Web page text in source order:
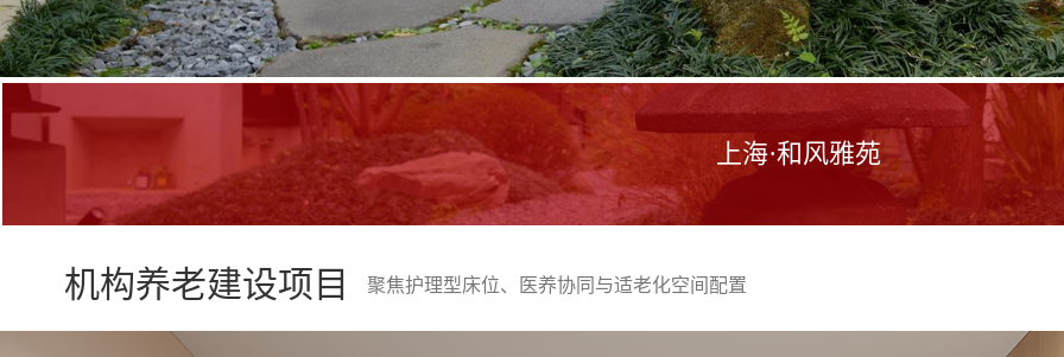
上海·和风雅苑
机构养老建设项目 聚焦护理型床位、医养协同与适老化空间配置